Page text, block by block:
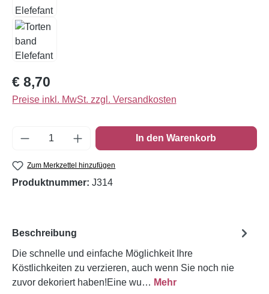
Regulärer Preis:
€ 8,70
Preise inkl. MwSt. zzgl. Versandkosten
Produkt Anzahl: Gib den gewünschten
In den Warenkorb
Zum Merkzettel hinzufügen
Produktnummer: J314
Beschreibung
Die schnelle und einfache Möglichkeit Ihre
Köstlichkeiten zu verzieren, auch wenn Sie noch nie
zuvor dekoriert haben!Eine wu… Mehr